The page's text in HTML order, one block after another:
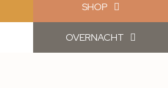
SHOP
OVERNACHT